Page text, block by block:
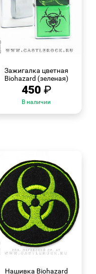
Зажигалка цветная
Biohazard (зеленая)
450 ₽
В наличии
Нашивка Biohazard